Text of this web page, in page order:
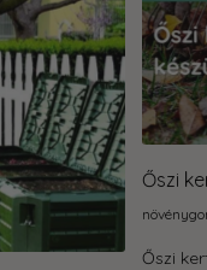
Őszi
Őszi